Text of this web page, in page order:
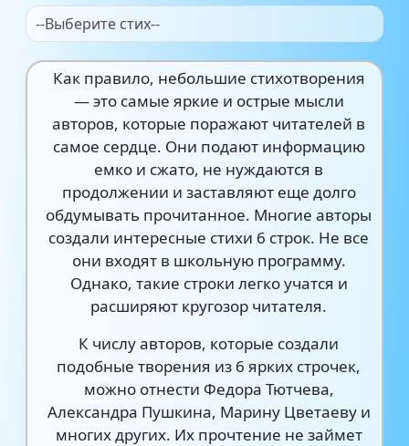
--Выберите стих--
Как правило, небольшие стихотворения
— это самые яркие и острые мысли
авторов, которые поражают читателей в
самое сердце. Они подают информацию
емко и сжато, не нуждаются в
продолжении и заставляют еще долго
обдумывать прочитанное. Многие авторы
создали интересные стихи 6 строк. Не все
они входят в школьную программу.
Однако, такие строки легко учатся и
расширяют кругозор читателя.
К числу авторов, которые создали
подобные творения из 6 ярких строчек,
можно отнести Федора Тютчева,
Александра Пушкина, Марину Цветаеву и
многих других. Их прочтение не займет